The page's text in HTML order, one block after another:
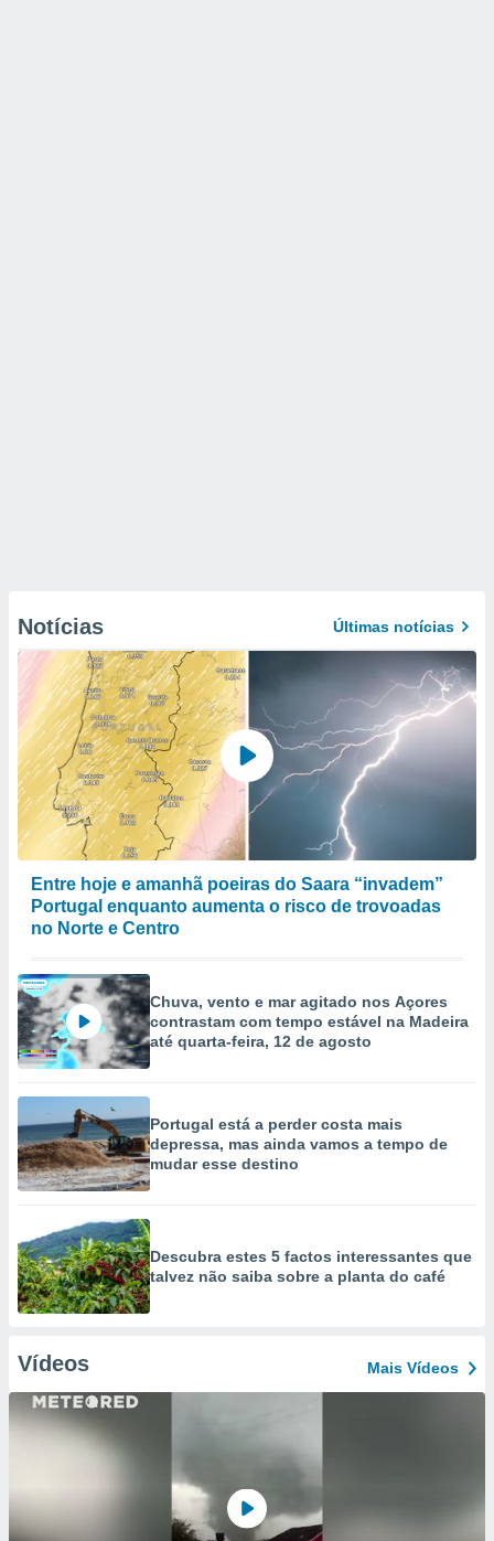
Notícias Últimas notícias
Entre hoje e amanhã poeiras do Saara “invadem”
Portugal enquanto aumenta o risco de trovoadas
no Norte e Centro
Chuva, vento e mar agitado nos Açores
contrastam com tempo estável na Madeira
até quarta-feira, 12 de agosto
Portugal está a perder costa mais
depressa, mas ainda vamos a tempo de
mudar esse destino
Descubra estes 5 factos interessantes que
talvez não saiba sobre a planta do café
Vídeos Mais Vídeos